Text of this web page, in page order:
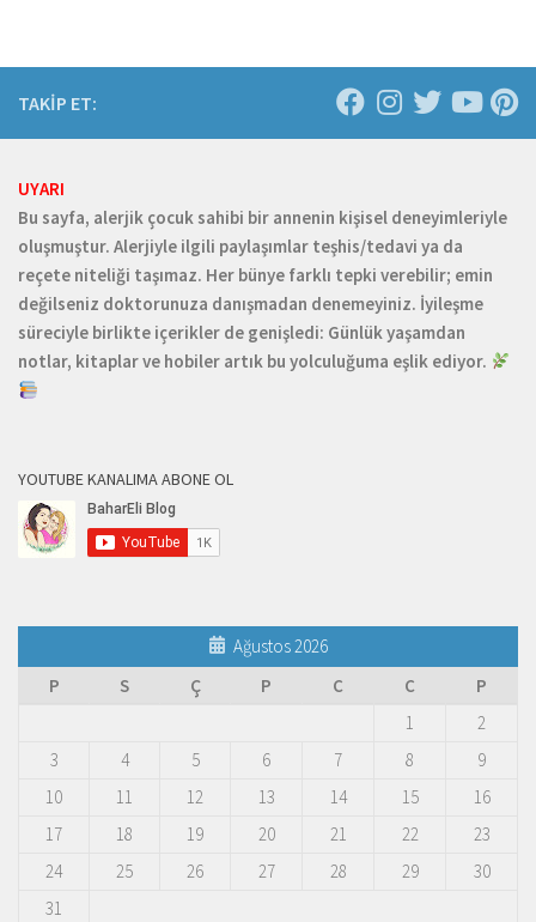
TAKİP ET:
UYARI
Bu sayfa, alerjik çocuk sahibi bir annenin kişisel deneyimleriyle
oluşmuştur. Alerjiyle ilgili paylaşımlar teşhis/tedavi ya da
reçete niteliği taşımaz. Her bünye farklı tepki verebilir; emin
değilseniz doktorunuza danışmadan denemeyiniz. İyileşme
süreciyle birlikte içerikler de genişledi: Günlük yaşamdan
notlar, kitaplar ve hobiler artık bu yolculuğuma eşlik ediyor.
YOUTUBE KANALIMA ABONE OL
Ağustos 2026
P
S Ç P C C
P
1
2
3
4 5 6 7 8
9
10
11 12 13 14 15
16
17
18 19 20 21 22
23
24
25 26 27 28 29
30
31